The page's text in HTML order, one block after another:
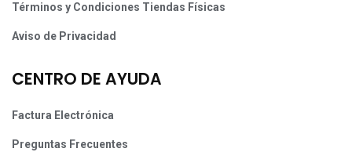
Términos y Condiciones Tiendas Físicas
Aviso de Privacidad
CENTRO DE AYUDA
Factura Electrónica
Preguntas Frecuentes